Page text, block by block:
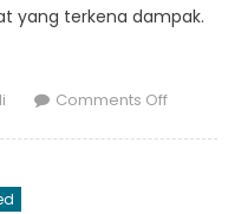
yang terkena dampak.
Comments Offon